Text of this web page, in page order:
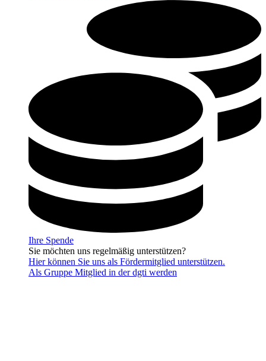
Ihre Spende
Sie möchten uns regelmäßig unterstützen?
Hier können Sie uns als Fördermitglied unterstützen.
Als Gruppe Mitglied in der dgti werden